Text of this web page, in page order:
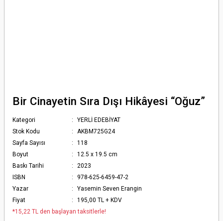
Bir Cinayetin Sıra Dışı Hikâyesi “Oğuz”
Kategori
YERLİ EDEBİYAT
Stok Kodu
AKBM725G24
Sayfa Sayısı
118
Boyut
12.5 x 19.5 cm
Baskı Tarihi
2023
ISBN
978-625-6459-47-2
Yazar
Yasemin Seven Erangin
Fiyat
195,00 TL + KDV
*15,22 TL den başlayan taksitlerle!